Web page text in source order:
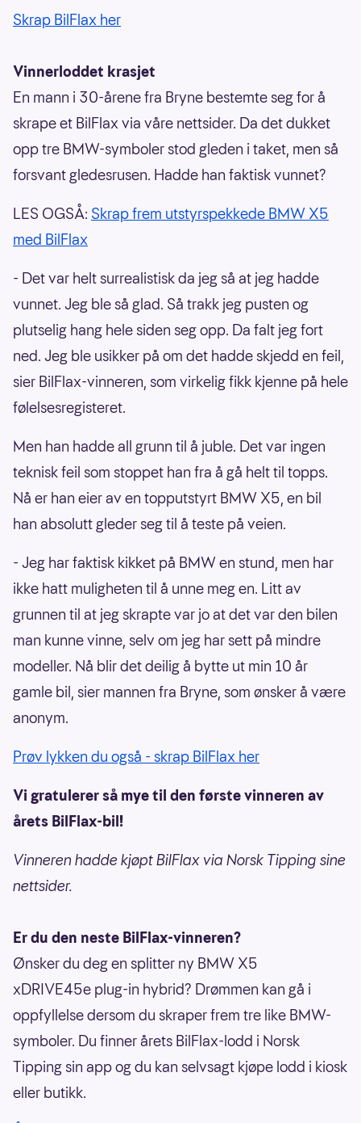
Skrap BilFlax her
Vinnerloddet krasjet
En mann i 30-årene fra Bryne bestemte seg for å
skrape et BilFlax via våre nettsider. Da det dukket
opp tre BMW-symboler stod gleden i taket, men så
forsvant gledesrusen. Hadde han faktisk vunnet?
LES OGSÅ: Skrap frem utstyrspekkede BMW X5
med BilFlax
- Det var helt surrealistisk da jeg så at jeg hadde
vunnet. Jeg ble så glad. Så trakk jeg pusten og
plutselig hang hele siden seg opp. Da falt jeg fort
ned. Jeg ble usikker på om det hadde skjedd en feil,
sier BilFlax-vinneren, som virkelig fikk kjenne på hele
følelsesregisteret.
Men han hadde all grunn til å juble. Det var ingen
teknisk feil som stoppet han fra å gå helt til topps.
Nå er han eier av en topputstyrt BMW X5, en bil
han absolutt gleder seg til å teste på veien.
- Jeg har faktisk kikket på BMW en stund, men har
ikke hatt muligheten til å unne meg en. Litt av
grunnen til at jeg skrapte var jo at det var den bilen
man kunne vinne, selv om jeg har sett på mindre
modeller. Nå blir det deilig å bytte ut min 10 år
gamle bil, sier mannen fra Bryne, som ønsker å være
anonym.
Prøv lykken du også - skrap BilFlax her
Vi gratulerer så mye til den første vinneren av
årets BilFlax-bil!
Vinneren hadde kjøpt BilFlax via Norsk Tipping sine
nettsider.
Er du den neste BilFlax-vinneren?
Ønsker du deg en splitter ny BMW X5
xDRIVE45e plug-in hybrid? Drømmen kan gå i
oppfyllelse dersom du skraper frem tre like BMW-
symboler. Du finner årets BilFlax-lodd i Norsk
Tipping sin app og du kan selvsagt kjøpe lodd i kiosk
eller butikk.